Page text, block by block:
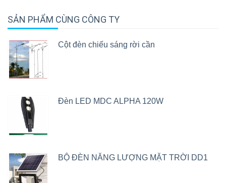
SẢN PHẨM CÙNG CÔNG TY
Cột đèn chiếu sáng rời cần
Đèn LED MDC ALPHA 120W
BỘ ĐÈN NĂNG LƯỢNG MẶT TRỜI DD1